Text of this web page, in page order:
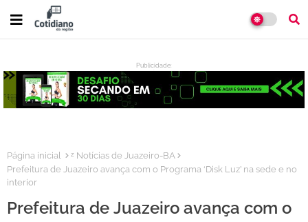
Publicidade:
:
Página inicial
ᶻ Notícias de Juazeiro-BA
Prefeitura de Juazeiro avança com o Programa ‘Disk Luz’ na sede e no
interior
Prefeitura de Juazeiro avança com o